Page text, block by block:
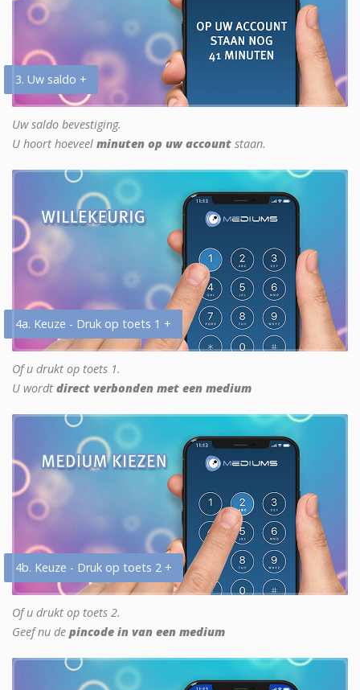
3. Uw saldo +
Uw saldo bevestiging.
U hoort hoeveel minuten op uw account staan.
4a. Keuze - Druk op toets 1 +
Of u drukt op toets 1.
U wordt direct verbonden met een medium
4b. Keuze - Druk op toets 2 +
Of u drukt op toets 2.
Geef nu de pincode in van een medium